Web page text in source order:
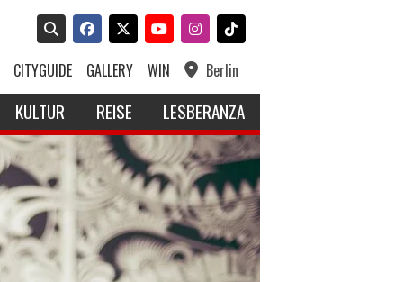
CITYGUIDE GALLERY WIN Berlin
KULTUR REISE LESBERANZA